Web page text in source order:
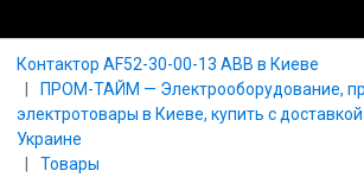
Контактор AF52-30-00-13 ABB в Киеве
ПРОМ-ТАЙМ — Электрооборудование,
электротовары в Киеве, купить с
Украине
Товары